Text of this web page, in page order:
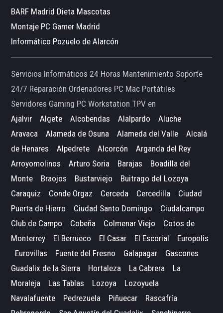
BARF Madrid Dieta Mascotas
Montaje PC Gamer Madrid
Informático Pozuelo de Alarcón
Servicios Informáticos 24 Horas Mantenimiento Soporte
24/7 Reparación Ordenadores PC Mac Portátiles
Servidores Gaming PC Workstation TPV en
Ajalvir
Algete Alcobendas Alalpardo
Aluche
Aravaca
Alameda de Osuna Alameda del Valle
Alcalá
de Henares
Alpedrete Alcorcón
Arganda del Rey
Arroyomolinos
Arturo Soria Barajas
Boadilla del
Monte
Braojos Bustarviejo
Buitrago del Lozoya
Caraquiz
Conde Orgaz Cerceda Cercedilla
Ciudad
Puerta de Hierro
Ciudad Santo Domingo
Ciudalcampo
Club de Campo
Cobeña Colmenar Viejo
Cotos de
Monterrey
El Berrueco El Casar El Escorial
Europolis
Eurovillas
Fuente del Fresno Galapagar
Gascones
Guadalix de la Sierra
Hortaleza La Cabrera
La
Moraleja
Las Tablas Lozoya
Lozoyuela
Navalafuente
Pedrezuela Piñuecar
Rascafría